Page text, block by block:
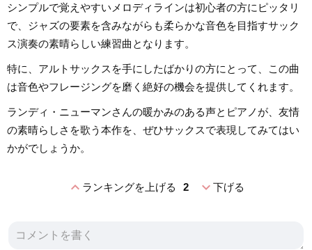
シンプルで覚えやすいメロディラインは初心者の方にピッタリ
で、ジャズの要素を含みながらも柔らかな音色を目指すサック
ス演奏の素晴らしい練習曲となります。
特に、アルトサックスを手にしたばかりの方にとって、この曲
は音色やフレージングを磨く絶好の機会を提供してくれます。
ランディ・ニューマンさんの暖かみのある声とピアノが、友情
の素晴らしさを歌う本作を、ぜひサックスで表現してみてはい
かがでしょうか。
expand_lessランキングを上げる 2 expand_more下げる